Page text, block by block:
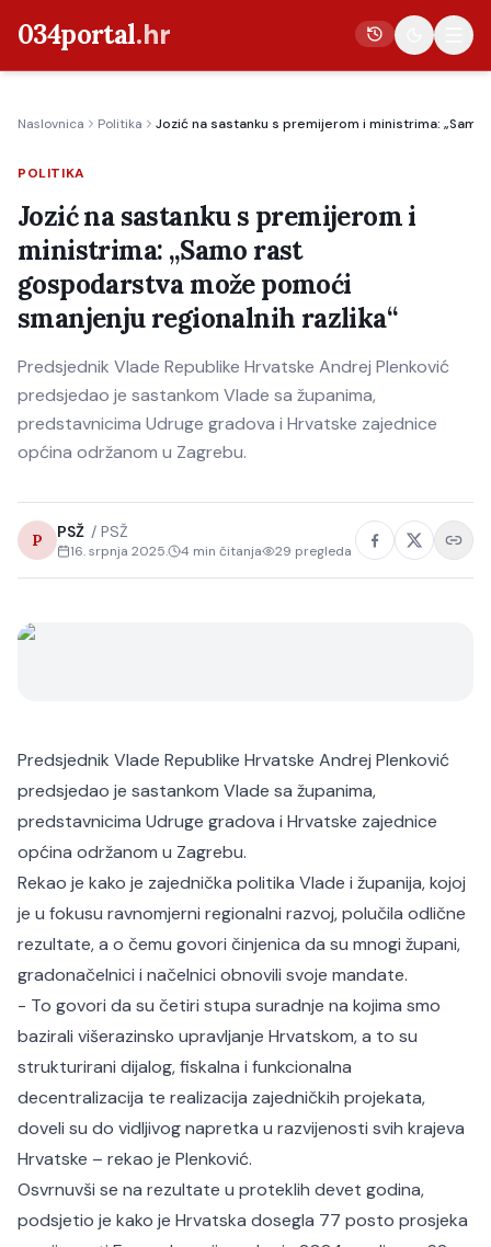
034portal.hr
Crna kronika
Poljoprivreda
Politika
Gospodarstvo
Kultura
Sport
Naslovnica Politika Jozić na sastanku s premijerom i ministrima:
POLITIKA
Jozić na sastanku s premijerom i
ministrima: „Samo rast
gospodarstva može pomoći
smanjenju regionalnih razlika“
Predsjednik Vlade Republike Hrvatske Andrej Plenković
predsjedao je sastankom Vlade sa županima,
predstavnicima Udruge gradova i Hrvatske zajednice
općina održanom u Zagrebu.
P PSŽ / PSŽ
16. srpnja 2025. 4 min čitanja 29 pregleda
Predsjednik Vlade Republike Hrvatske Andrej Plenković
predsjedao je sastankom Vlade sa županima,
predstavnicima Udruge gradova i Hrvatske zajednice
općina održanom u Zagrebu.
Rekao je kako je zajednička politika Vlade i županija, kojoj
je u fokusu ravnomjerni regionalni razvoj, polučila odlične
rezultate, a o čemu govori činjenica da su mnogi župani,
gradonačelnici i načelnici obnovili svoje mandate.
- To govori da su četiri stupa suradnje na kojima smo
bazirali višerazinsko upravljanje Hrvatskom, a to su
strukturirani dijalog, fiskalna i funkcionalna
decentralizacija te realizacija zajedničkih projekata,
doveli su do vidljivog napretka u razvijenosti svih krajeva
Hrvatske – rekao je Plenković.
Osvrnuvši se na rezultate u proteklih devet godina,
podsjetio je kako je Hrvatska dosegla 77 posto prosjeka